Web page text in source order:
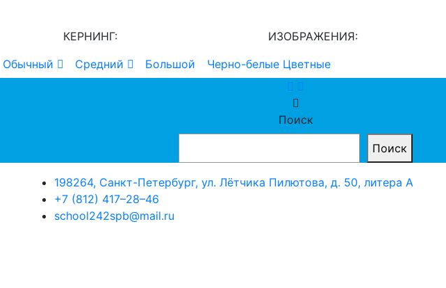
КЕРНИНГ:
Обычный
Средний Большой
ИЗОБРАЖЕНИЯ:
Черно-белые Цветные
Поиск
Поиск
198264, Санкт-Петербург, ул. Лётчика Пилютова, д. 50, литера А
+7 (812) 417–28–46
school242spb@mail.ru